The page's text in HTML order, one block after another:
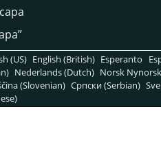
”
(US) English (British) Esperanto
Nederlands (Dutch) Norsk
(Slovenian) Српски (Serbian)